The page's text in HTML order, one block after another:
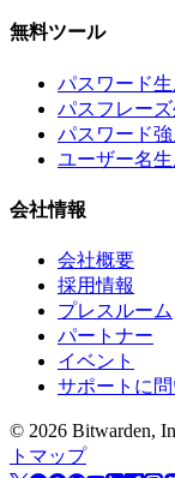
無料ツール
パスワード
パスフレー
パスワード
ユーザー名
会社情報
会社概要
採用情報
プレスルーム
パートナー
イベント
サポートに
© 2026 Bitwarden,
トマップ